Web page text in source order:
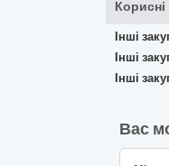
Інші
Інші
Інші
Вас